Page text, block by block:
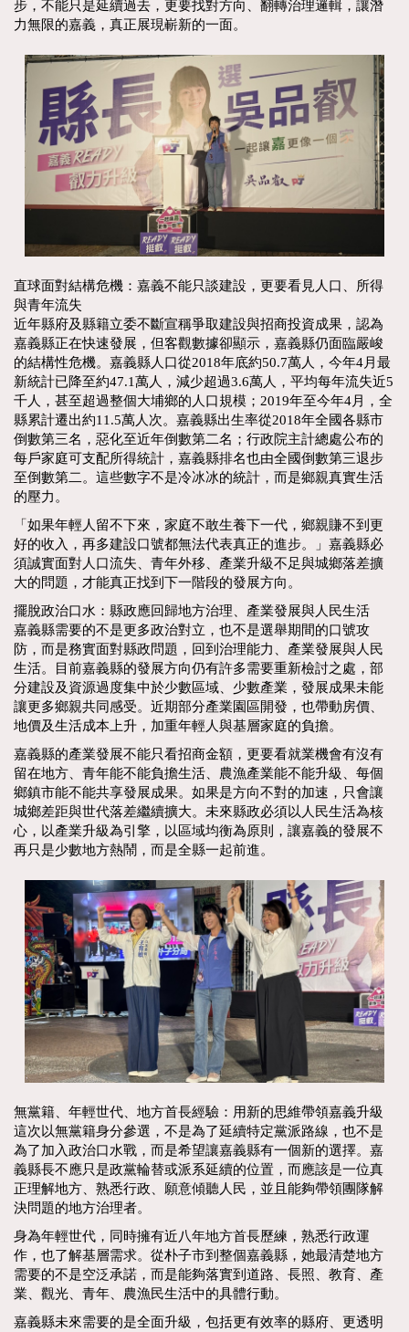
步，不能只是延續過去，更要找對方向、翻轉治理邏輯，讓潛
力無限的嘉義，真正展現嶄新的一面。
直球面對結構危機：嘉義不能只談建設，更要看見人口、所得
與青年流失
近年縣府及縣籍立委不斷宣稱爭取建設與招商投資成果，認為
嘉義縣正在快速發展，但客觀數據卻顯示，嘉義縣仍面臨嚴峻
的結構性危機。嘉義縣人口從2018年底約50.7萬人，今年4月最
新統計已降至約47.1萬人，減少超過3.6萬人，平均每年流失近5
千人，甚至超過整個大埔鄉的人口規模；2019年至今年4月，全
縣累計遷出約11.5萬人次。嘉義縣出生率從2018年全國各縣市
倒數第三名，惡化至近年倒數第二名；行政院主計總處公布的
每戶家庭可支配所得統計，嘉義縣排名也由全國倒數第三退步
至倒數第二。這些數字不是冷冰冰的統計，而是鄉親真實生活
的壓力。
「如果年輕人留不下來，家庭不敢生養下一代，鄉親賺不到更
好的收入，再多建設口號都無法代表真正的進步。」嘉義縣必
須誠實面對人口流失、青年外移、產業升級不足與城鄉落差擴
大的問題，才能真正找到下一階段的發展方向。
擺脫政治口水：縣政應回歸地方治理、產業發展與人民生活
嘉義縣需要的不是更多政治對立，也不是選舉期間的口號攻
防，而是務實面對縣政問題，回到治理能力、產業發展與人民
生活。目前嘉義縣的發展方向仍有許多需要重新檢討之處，部
分建設及資源過度集中於少數區域、少數產業，發展成果未能
讓更多鄉親共同感受。近期部分產業園區開發，也帶動房價、
地價及生活成本上升，加重年輕人與基層家庭的負擔。
嘉義縣的產業發展不能只看招商金額，更要看就業機會有沒有
留在地方、青年能不能負擔生活、農漁產業能不能升級、每個
鄉鎮市能不能共享發展成果。如果是方向不對的加速，只會讓
城鄉差距與世代落差繼續擴大。未來縣政必須以人民生活為核
心，以產業升級為引擎，以區域均衡為原則，讓嘉義的發展不
再只是少數地方熱鬧，而是全縣一起前進。
無黨籍、年輕世代、地方首長經驗：用新的思維帶領嘉義升級
這次以無黨籍身分參選，不是為了延續特定黨派路線，也不是
為了加入政治口水戰，而是希望讓嘉義縣有一個新的選擇。嘉
義縣長不應只是政黨輪替或派系延續的位置，而應該是一位真
正理解地方、熟悉行政、願意傾聽人民，並且能夠帶領團隊解
決問題的地方治理者。
身為年輕世代，同時擁有近八年地方首長歷練，熟悉行政運
作，也了解基層需求。從朴子市到整個嘉義縣，她最清楚地方
需要的不是空泛承諾，而是能夠落實到道路、長照、教育、產
業、觀光、青年、農漁民生活中的具體行動。
嘉義縣未來需要的是全面升級，包括更有效率的縣府、更透明